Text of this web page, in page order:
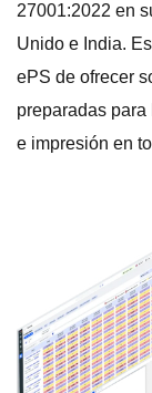
27001:2022 en
Unido e India.
ePS de ofrecer
preparadas
e impresión en